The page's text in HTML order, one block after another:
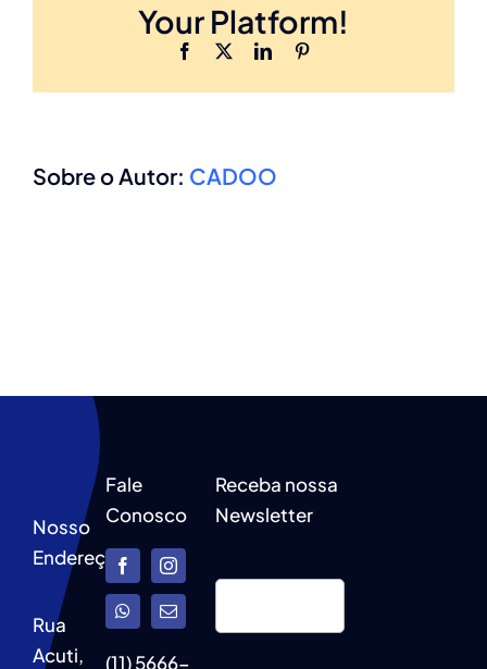
Your Platform!
Facebook LinkedIn
Sobre o Autor: CADOO
Nosso
Endereço
Rua
Acuti,
Fale
Conosco
(11) 5666-
Receba nossa
Newsletter